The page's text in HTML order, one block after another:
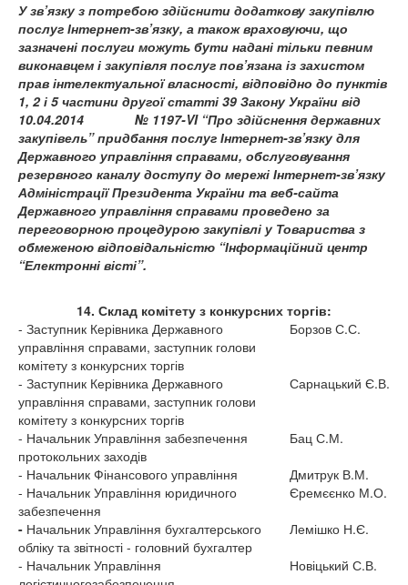
У зв’язку з потребою здійснити додаткову закупівлю
послуг Інтернет-зв’язку, а такожвраховуючи, що
зазначені послуги можуть бути надані тільки певним
виконавцем і закупівля послуг пов’язана із захистом
прав інтелектуальної власності, відповідно до пунктів
1, 2 і 5 частини другої статті 39 Закону України від
10.04.2014 № 1197-VI “Про здійснення державних
закупівель” придбання послуг Інтернет-зв’язку для
Державного управління справами, обслуговування
резервного каналу доступу до мережі Інтернет-зв’язку
Адміністрації Президента України та веб-сайта
Державного управління справами проведено за
переговорною процедурою закупівлі у Товариства з
обмеженою відповідальністю “Інформаційний центр
“Електронні вісті”.
14. Склад комітету з конкурсних торгів:
- Заступник Керівника Державного
управління справами, заступник голови
комітету з конкурсних торгів
Борзов С.С.
- Заступник Керівника Державного
управління справами, заступник голови
комітету з конкурсних торгів
Сарнацький Є.В.
- Начальник Управління забезпечення
протокольних заходів
Бац С.М.
- Начальник Фінансового управління
Дмитрук В.М.
- Начальник Управління юридичного
забезпечення
Єремєєнко М.О.
- Начальник Управління бухгалтерського
обліку та звітності - головний бухгалтер
Лемішко Н.Є.
- Начальник Управління
Новіцький С.В.